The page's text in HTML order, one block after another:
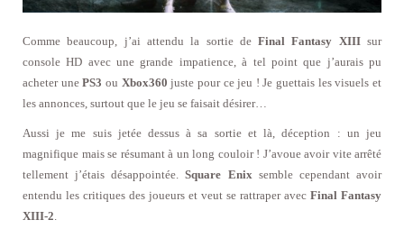
Comme beaucoup, j’ai attendu la sortie deFinal Fantasy XIIIsur
console HD avec une grande impatience, à tel point que j’aurais pu
acheter unePS3 ou Xbox360 juste pour ce jeu ! Je guettais les visuels et
les annonces, surtout que le jeu se faisait désirer…
Aussi je me suis jetée dessus à sa sortie et là, déception : un jeu
magnifique mais se résumant à un long couloir ! J’avoue avoir vite arrêté
tellement j’étais désappointée. Square Enixsemble cependant avoir
entendu les critiques des joueurs et veut se rattraper avec Final Fantasy
XIII-2.